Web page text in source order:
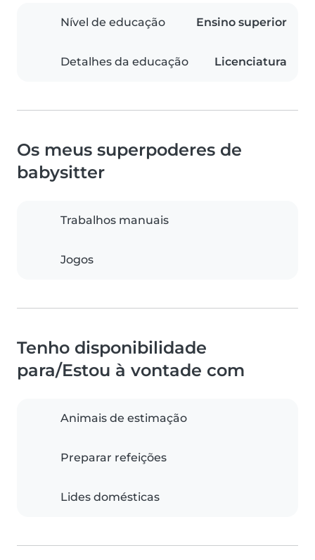
Nível de educação Ensino superior
Detalhes da educação Licenciatura
Os meus superpoderes de
babysitter
Trabalhos manuais
Jogos
Tenho disponibilidade
para/Estou à vontade com
Animais de estimação
Preparar refeições
Lides domésticas